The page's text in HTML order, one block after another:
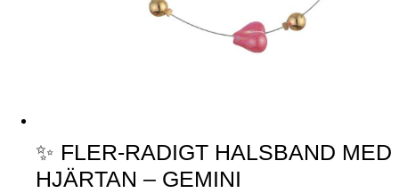
✨ FLER-RADIGT HALSBAND MED
HJÄRTAN – GEMINI